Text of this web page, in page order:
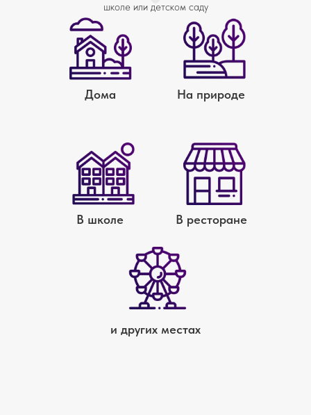
школе или детском саду
Дома На природе
и других местах
В ресторане
В школе